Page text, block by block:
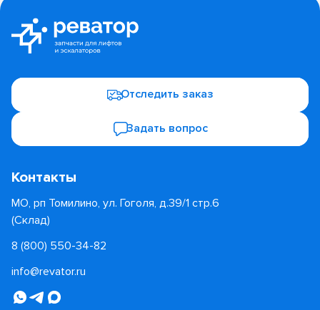
Отследить заказ
Задать вопрос
Контакты
МО, рп Томилино, ул. Гоголя, д.39/1 стр.6
(Склад)
8 (800) 550-34-82
info@revator.ru